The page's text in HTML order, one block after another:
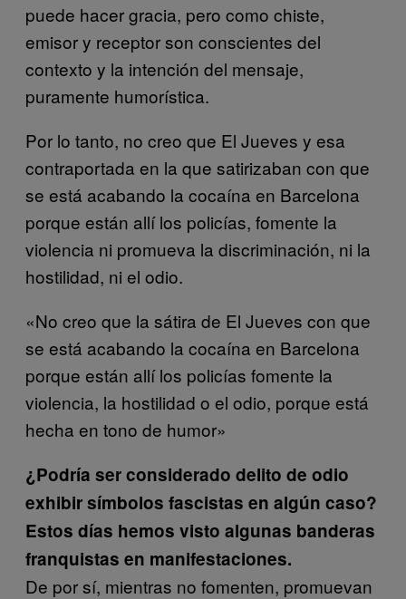
puede hacer gracia, pero como chiste,
emisor y receptor son conscientes del
contexto y la intención del mensaje,
puramente humorística.
Por lo tanto, no creo que El Jueves y esa
contraportada en la que satirizaban con que
se está acabando la cocaína en Barcelona
porque están allí los policías, fomente la
violencia ni promueva la discriminación, ni la
hostilidad, ni el odio.
«No creo que la sátira de El Jueves con que
se está acabando la cocaína en Barcelona
porque están allí los policías fomente la
violencia, la hostilidad o el odio, porque está
hecha en tono de humor»
¿Podría ser considerado delito de odio
exhibir símbolos fascistas en algún caso?
Estos días hemos visto algunas banderas
franquistas en manifestaciones.
De por sí, mientras no fomenten, promuevan